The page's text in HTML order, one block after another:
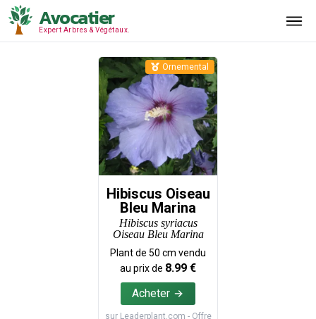
Avocatier
Expert Arbres & Végétaux.
Hibiscus Oiseau
Bleu Marina
Hibiscus syriacus
Oiseau Bleu Marina
Plant de 50 cm vendu
au prix de 8.99 €
Acheter
sur Leaderplant.com - Offre
Ornemental